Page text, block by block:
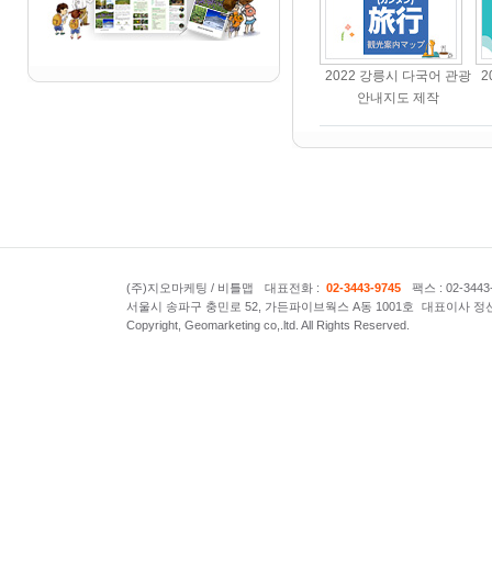
2022 강릉시 다국어 관광
안내지도 제작
(주)지오마케팅 / 비틀맵 대표전화 : 02-3443-9745
팩스 : 02-
서울시 송파구 충민로 52, 가든파이브웍스 A동 1001호
대표이사 정
Copyright, Geomarketing co,.ltd. All Rights Reserved.